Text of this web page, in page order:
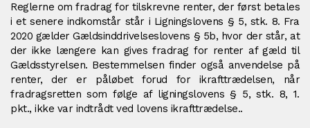
Reglerne om fradrag for tilskrevne renter, der først betales
i et senere indkomstår står i Ligningslovens § 5, stk. 8. Fra
2020 gælder Gældsinddrivelseslovens § 5b, hvor der står, at
der ikke længere kan gives fradrag for renter af gæld til
Gældsstyrelsen. Bestemmelsen finder også anvendelse på
renter, der er påløbet forud for ikrafttrædelsen, når
fradragsretten som følge af ligningslovens § 5, stk. 8, 1.
pkt., ikke var indtrådt ved lovens ikrafttrædelse..